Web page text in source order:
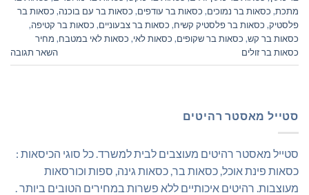
מתכת, כסאות בר נמוכים, כסאות בר עודפים, כסאות בר עם בוכנה, כסאות בר
פלסטיק, כסאות בר פלסטיק קשיח, כסאות בר צבעוניים, כסאות בר קטיפה,
כסאות בר קש, כסאות בר שקופים, כסאות לאי, כסאות לאי במטבח, מחיר
כסאות בר זולים
השאר תגובה
סטייל מאסטר רהיטים
סטייל מאסטר רהיטים מעוצבים לבית למשרד. כל סוגי הכיסאות :
כסאות פינת אוכל, כסאות בר, כסאות גינה, ספות וכורסאות
מעוצבות. רהיטים איכותיים ללא פשרות במחירים הטובים ביותר .